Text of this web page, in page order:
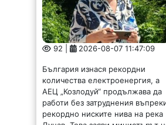
92 | 2026-08-07 11:47:09
България изнася рекордни
количества електроенергия, а
работи без затруднения въпреки
рекордно ниските нива на река
Дунав. Това заяви министърът на
енергетиката Ива Петрова в
ефира на...